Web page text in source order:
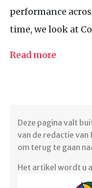
performance
time, we look at
Read more
Deze pagina valt
van de redactie
om terug te gaan
Het artikel wordt u